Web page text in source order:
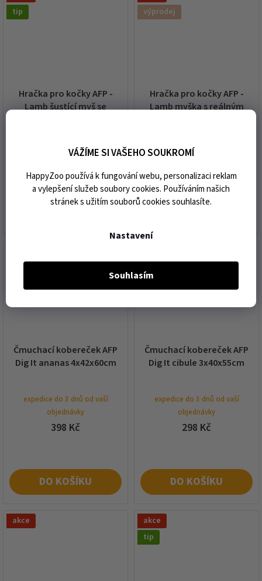
VÁŽÍME SI VAŠEHO SOUKROMÍ
HappyZoo používá k fungování webu, personalizaci reklam
a vylepšení služeb soubory cookies. Používáním našich
stránek s užitím souborů cookies souhlasíte.
Nastavení
Souhlasím
tip
Hračka pro kočky AFP -
Lamb šustící myš se
133 Kč
výprodej
Hračka pro kočky AFP -
Lamb myška s reálným
61 Kč
Čmuchací kobereček AFP
Dig It ananas 4x42x60cm
expedice do 3 dnů od vaší
objednávky
398 Kč
DO KOŠÍKU
Čmuchací kobereček AFP
Dig It cibule 3x40x55cm
expedice do 3 dnů od vaší
objednávky
298 Kč
DO KOŠÍKU
akce
akce
tip